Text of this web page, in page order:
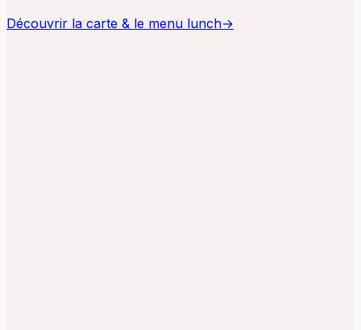
Découvrir la carte & le menu lunch→